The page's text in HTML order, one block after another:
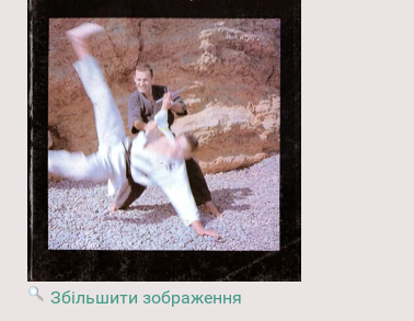
Збільшити зображення